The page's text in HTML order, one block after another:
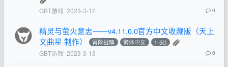
GBT游戏 2023-3-12 0
精灵与萤火意志——v4.11.0.0官方中文收藏版（天上
文曲星 制作）
冒险战略 繁体中文 1-5G
GBT游戏 2023-3-13 0